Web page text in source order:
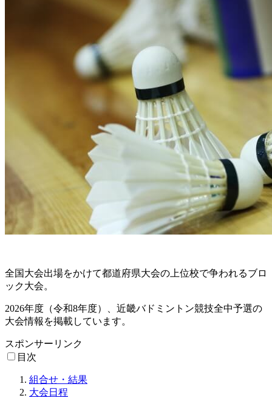
全国大会出場をかけて都道府県大会の上位校で争われるブロ
ック大会。
2026年度（令和8年度）、近畿バドミントン競技全中予選の
大会情報を掲載しています。
スポンサーリンク
目次
組合せ・結果
大会日程